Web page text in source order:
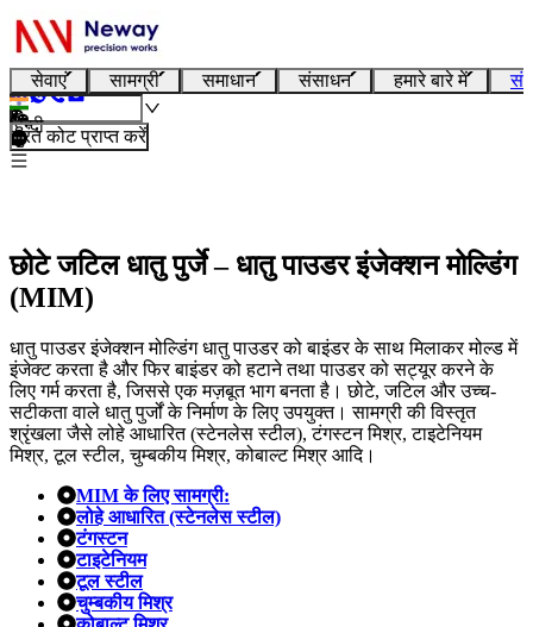
सेवाएं सामग्री समाधान संसाधन हमारे बारे में
हिन्दी
तुरंत कोट प्राप्त करें
छोटे जटिल धातु पुर्जे – धातु पाउडर इंजेक्शन मोल्डिंग
(MIM)
धातु पाउडर इंजेक्शन मोल्डिंग धातु पाउडर को बाइंडर के साथ मिलाकर मोल्ड में
इंजेक्ट करता है और फिर बाइंडर को हटाने तथा पाउडर को सट्यूर करने के
लिए गर्म करता है, जिससे एक मज़बूत भाग बनता है। छोटे, जटिल और उच्च-
सटीकता वाले धातु पुर्जों के निर्माण के लिए उपयुक्त। सामग्री की विस्तृत
श्रृंखला जैसे लोहे आधारित (स्टेनलेस स्टील), टंगस्टन मिश्र, टाइटेनियम
मिश्र, टूल स्टील, चुम्बकीय मिश्र, कोबाल्ट मिश्र आदि।
MIM के लिए सामग्री:
लोहे आधारित (स्टेनलेस स्टील)
टंगस्टन
टाइटेनियम
टूल स्टील
चुम्बकीय मिश्र